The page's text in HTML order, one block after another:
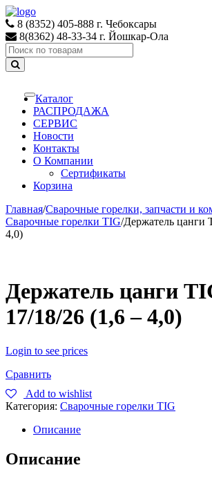
Skip
to
navigation
Skip
to
content
8 (8352) 405-888 г. Чебоксары
8(8362) 48-33-34 г. Йошкар-Ола
Search
for:
Toggle
navigation
Каталог
РАСПРОДАЖА
СЕРВИС
Новости
Контакты
О Компании
Сертификаты
Корзина
Главная/Сварочные горелки, запчасти и
Сварочные горелки TIG/Держатель цанги
4,0)
Держатель цанги
17/18/26 (1,6 – 4,0)
Login to see prices
Сравнить
Add to wishlist
Категория: Сварочные горелки TIG
Описание
Описание